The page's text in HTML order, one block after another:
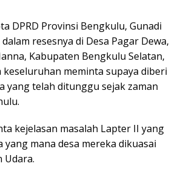
DPRD Provinsi Bengkulu, Gunadi
resesnya di Desa Pagar Dewa,
Kabupaten Bengkulu Selatan,
keseluruhan meminta supaya diberi
yang telah ditunggu sejak zaman
kejelasan masalah Lapter II yang
yang mana desa mereka dikuasai
Udara.